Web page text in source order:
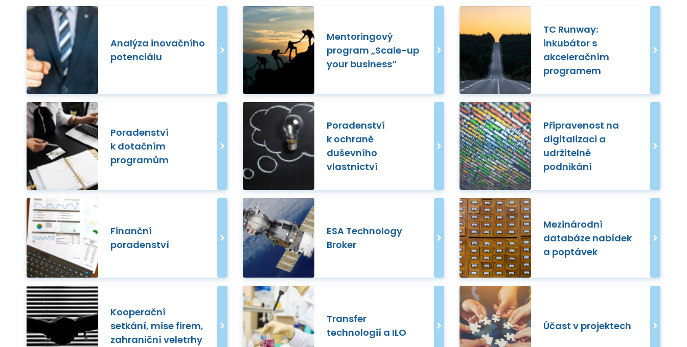
Analýza inovačního
potenciálu
Mentoringový
program „Scale-up
your business“
TC Runway:
inkubátor s
akceleračním
programem
Poradenství
k dotačním
programům
Poradenství
k ochraně
duševního
vlastnictví
Připravenost na
digitalizaci a
udržitelné
podnikání
Finanční
poradenství
ESA Technology
Broker
Mezinárodní
databáze nabídek
a poptávek
Kooperační
setkání, mise firem,
zahraniční veletrhy
Transfer
technologií a ILO
Účast v projektech